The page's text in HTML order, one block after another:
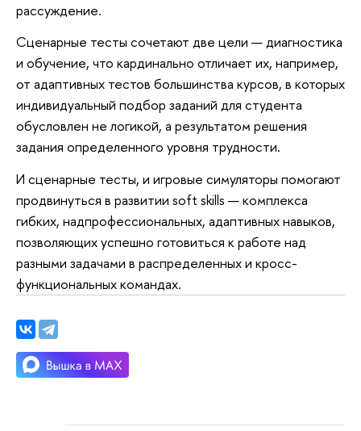
рассуждение.
Сценарные тесты сочетают две цели — диагностика
и обучение, что кардинально отличает их, например,
от адаптивных тестов большинства курсов, в которых
индивидуальный подбор заданий для студента
обусловлен не логикой, а результатом решения
задания определенного уровня трудности.
И сценарные тесты, и игровые симуляторы помогают
продвинуться в развитии soft skills — комплекса
гибких, надпрофессиональных, адаптивных навыков,
позволяющих успешно готовиться к работе над
разными задачами в распределенных и кросс-
функциональных командах.